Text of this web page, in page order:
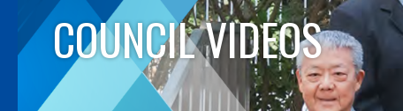
COUNCIL VIDEOS